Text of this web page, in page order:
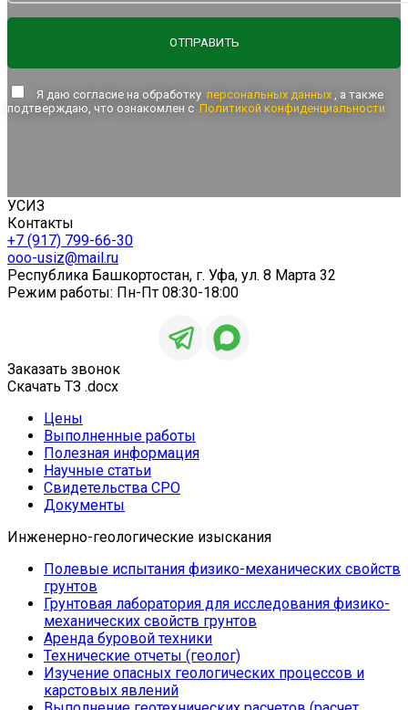
ОТПРАВИТЬ
Я даю согласие на обработку персональных данных
, а также
подтверждаю, что ознакомлен с Политикой конфиденциальности
УСИЗ
Контакты
+7 (917) 799-66-30
ooo-usiz@mail.ru
Республика Башкортостан, г. Уфа, ул. 8 Марта 32
Режим работы: Пн-Пт 08:30-18:00
Заказать звонок
Скачать ТЗ .docx
Цены
Выполненные работы
Полезная информация
Научные статьи
Свидетельства СРО
Документы
Инженерно-геологические изыскания
Полевые испытания физико-механических свойств
грунтов
Грунтовая лаборатория для исследования физико-
механических свойств грунтов
Аренда буровой техники
Технические отчеты (геолог)
Изучение опасных геологических процессов и
карстовых явлений